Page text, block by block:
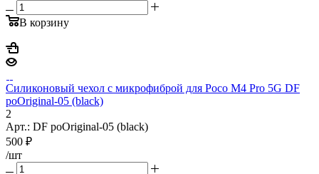
В корзину
Силиконовый чехол с микрофиброй для Poco M4 Pro 5G DF
poOriginal-05 (black)
2
Арт.: DF poOriginal-05 (black)
500 ₽
/шт